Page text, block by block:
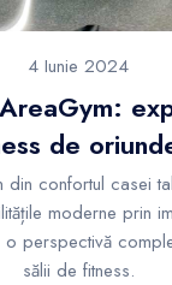
4 Iunie 2024
de
confortul casei
moderne prin
perspectivă
sălii de fitness.